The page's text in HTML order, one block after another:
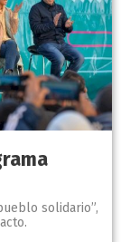
solidario”,